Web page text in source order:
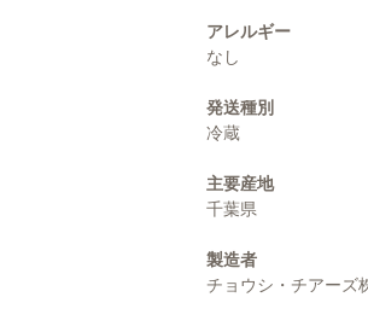
アレルギー
なし
発送種別
冷蔵
主要産地
千葉県
製造者
チョウシ・チアーズ